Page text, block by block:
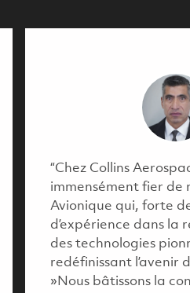
“Chez Collins
immensément fier de
Avionique qui, forte
d’expérience dans la
des technologies
redéfinissant l’avenir
»Nous bâtissons la